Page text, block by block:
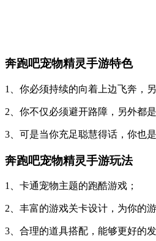
奔跑吧宠物精灵手游特色
1、你必须持续的向着上边飞奔，
2、你不仅必须避开路障，另外都
3、可是当你充足聪慧得话，你也
奔跑吧宠物精灵手游玩法
1、卡通宠物主题的跑酷游戏；
2、丰富的游戏关卡设计，为你的
3、合理的道具搭配，能够更好的